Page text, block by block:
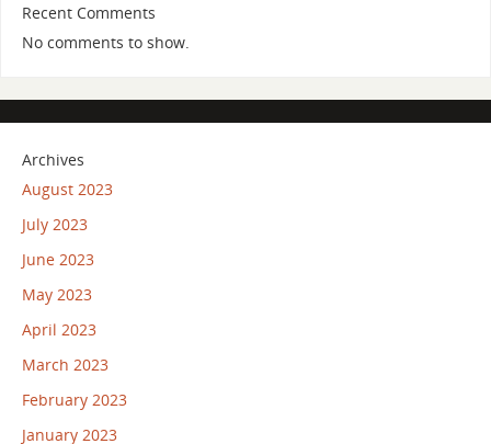
Recent Comments
No comments to show.
Archives
August 2023
July 2023
June 2023
May 2023
April 2023
March 2023
February 2023
January 2023